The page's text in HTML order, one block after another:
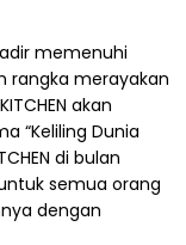
memenuhi
rangka merayakan
akan
“Keliling Dunia
di bulan
semua orang
dengan